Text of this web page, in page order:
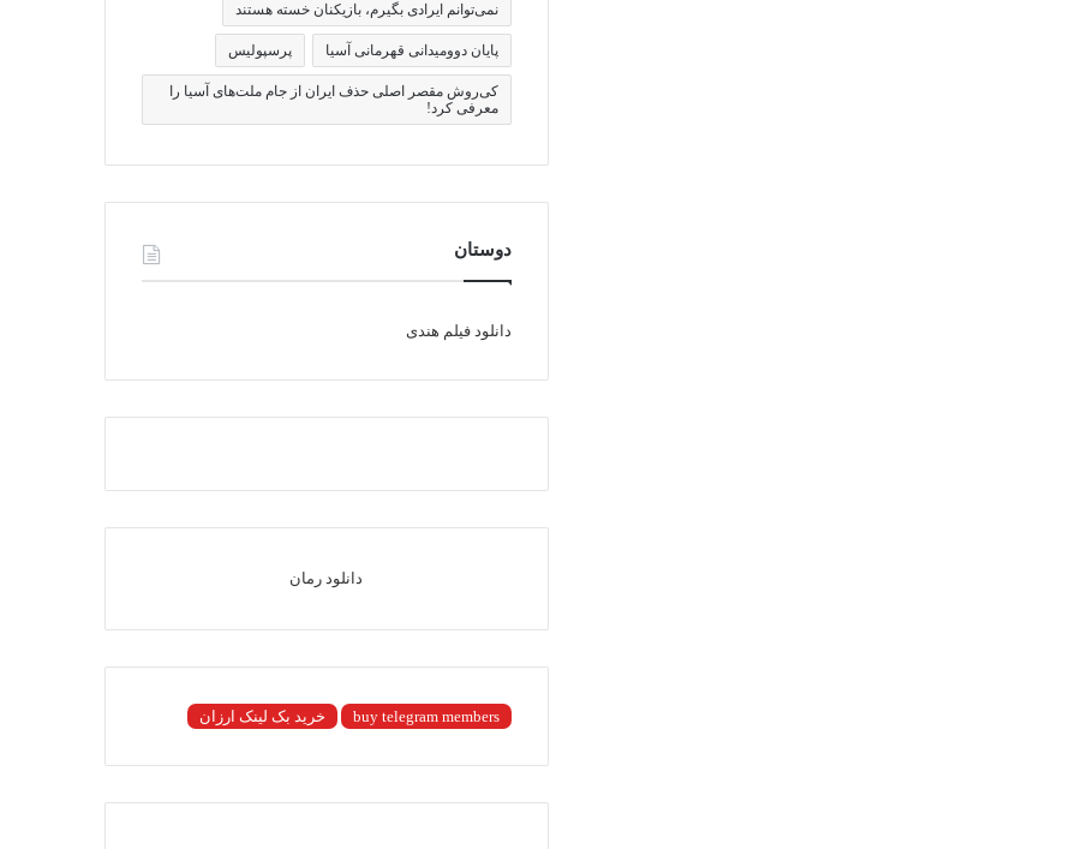
نمی‌توانم ایرادی بگیرم، بازیکنان خسته هستند
پایان دوومیدانی قهرمانی آسیا پرسپولیس
کی‌روش مقصر اصلی حذف ایران از جام ملت‌های آسیا را
معرفی کرد!
دوستان
دانلود فیلم هندی
دانلود رمان
buy telegram members خرید بک لینک ارزان